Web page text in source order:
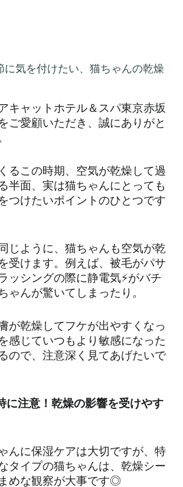
に気を付けたい、猫ちゃんの乾燥
キャットホテル＆スパ東京赤坂
ご愛顧いただき、誠にありがと
るこの時期、空気が乾燥して過
半面、実は猫ちゃんにとっても
つけたいポイントのひとつです
じように、猫ちゃんも空気が乾
受けます。例えば、被毛がパサ
ッシングの際に静電気⚡がバチ
ゃんが驚いてしまったり。
が乾燥してフケが出やすくなっ
感じていつもより敏感になった
ので、注意深く見てあげたいで
に注意！乾燥の影響を受けやす
んに保湿ケアは大切ですが、特
タイプの猫ちゃんは、乾燥シー
めな観察が大事です◎